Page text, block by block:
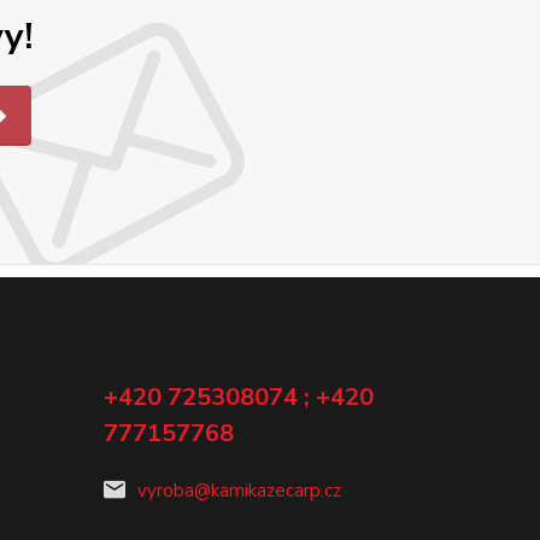
+420 725308074 ; +420
777157768
vyroba@kamikazecarp.cz